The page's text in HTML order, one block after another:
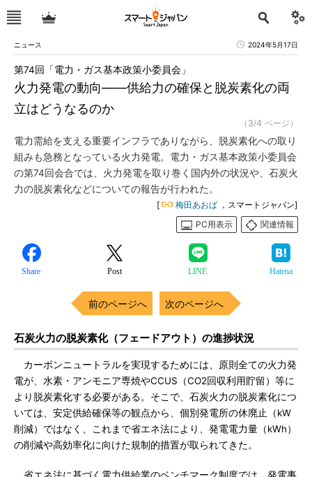
ニュース 2024年5月17日
火力発電の動向――供給力の確保と脱炭素化の両
立はどうなるのか
第74回「電力・ガス基本政策小委員会」
（3/4 ページ）
電力需給を支える重要インフラでありながら、脱炭素化への取り
組みも急務となっている火力発電。電力・ガス基本政策小委員会
の第74回会合では、火力発電を取り巻く国内外の状況や、石炭火
力の脱炭素化などについての報告が行われた。
[ 梅田あおば ，スマートジャパン]
PC用表示
関連情報
Share Post LINE Hatena
前のページへ 次のページへ
石炭火力の脱炭素化（フェードアウト）の進捗状況
カーボンニュートラルを実現するためには、原則全ての火力発
電が、水素・アンモニア専焼やCCUS（CO2回収利用貯留）等に
より脱炭素化する必要がある。そこで、石炭火力の脱炭素化につ
いては、安定供給確保等の観点から、個別発電所の休廃止（kW
削減）ではなく、これまで省エネ法により、発電電力量（kWh）
の削減や高効率化に向けた規制的措置が取られてきた。